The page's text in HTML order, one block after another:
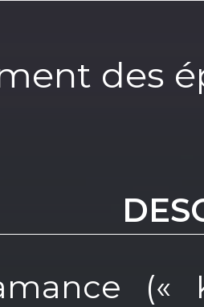
des